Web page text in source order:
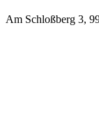
Am Schloßberg 3,